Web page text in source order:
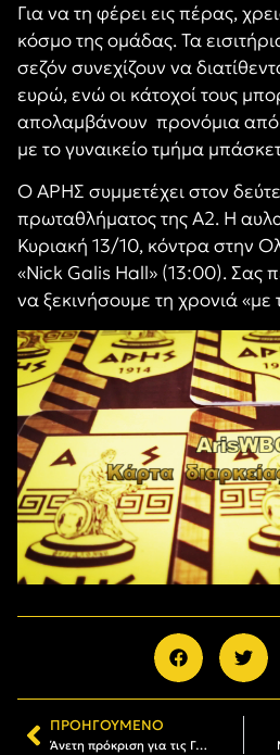
Για να τη φέρει εις πέρας,
κόσμο της ομάδας. Τα
σεζόν συνεχίζουν να
ευρώ, ενώ οι κάτοχοί τους
απολαμβάνουν προνόμια από
με το γυναικείο τμήμα
Ο ΑΡΗΣ συμμετέχει στον
πρωταθλήματος της Α2. Η
Κυριακή 13/10, κόντρα στην
«Nick Galis Hall» (13:00). Σας
να ξεκινήσουμε τη χρονιά «με
ΠΡΟΗΓΟΎΜΕΝΟ
Άνετη πρόκριση για τις Γυναίκες του ΑΡΗ στο Κύπελλο